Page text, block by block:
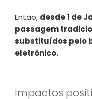
Então, desde 1 de
passagem
substituídos pelo
eletrônico.
Impactos